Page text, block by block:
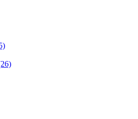
o otkazivanju postupka nabavke
dozvola